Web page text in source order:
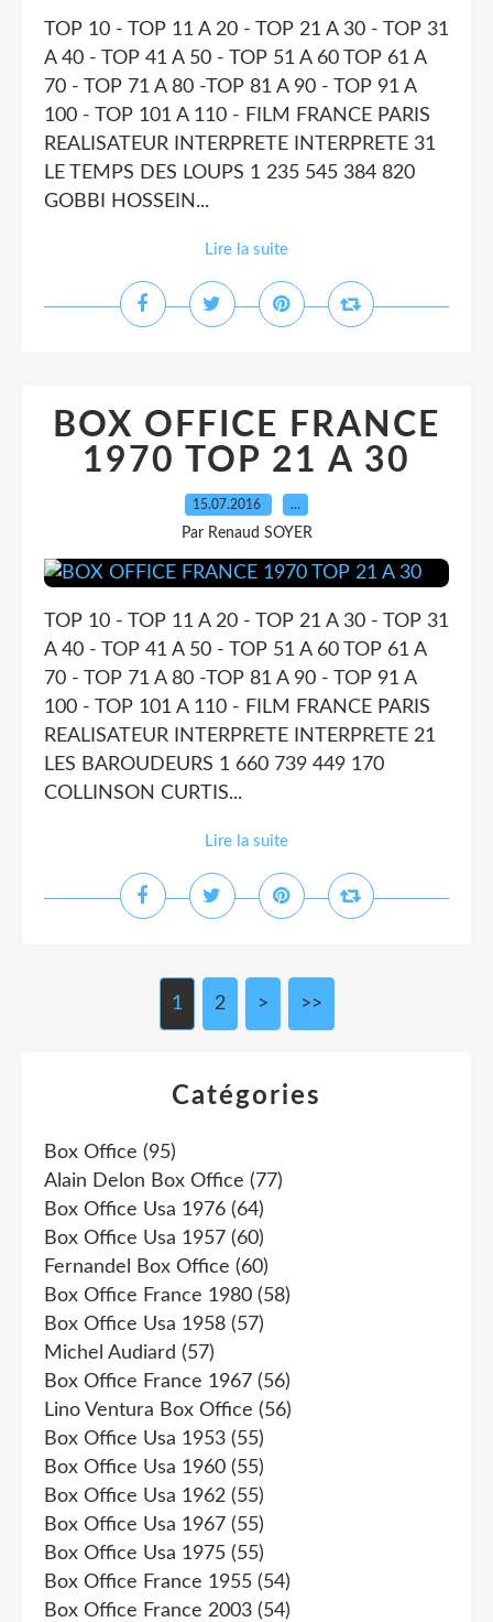
TOP 10 - TOP 11 A 20 - TOP 21 A 30 - TOP 31
A 40 - TOP 41 A 50 - TOP 51 A 60 TOP 61 A
70 - TOP 71 A 80 -TOP 81 A 90 - TOP 91 A
100 - TOP 101 A 110 - FILM FRANCE PARIS
REALISATEUR INTERPRETE INTERPRETE 31
LE TEMPS DES LOUPS 1 235 545 384 820
GOBBI HOSSEIN...
Lire la suite
BOX OFFICE FRANCE
1970 TOP 21 A 30
15.07.2016 …
Par Renaud SOYER
TOP 10 - TOP 11 A 20 - TOP 21 A 30 - TOP 31
A 40 - TOP 41 A 50 - TOP 51 A 60 TOP 61 A
70 - TOP 71 A 80 -TOP 81 A 90 - TOP 91 A
100 - TOP 101 A 110 - FILM FRANCE PARIS
REALISATEUR INTERPRETE INTERPRETE 21
LES BAROUDEURS 1 660 739 449 170
COLLINSON CURTIS...
Lire la suite
1 2 > >>
Catégories
Box Office (95)
Alain Delon Box Office (77)
Box Office Usa 1976 (64)
Box Office Usa 1957 (60)
Fernandel Box Office (60)
Box Office France 1980 (58)
Box Office Usa 1958 (57)
Michel Audiard (57)
Box Office France 1967 (56)
Lino Ventura Box Office (56)
Box Office Usa 1953 (55)
Box Office Usa 1960 (55)
Box Office Usa 1962 (55)
Box Office Usa 1967 (55)
Box Office Usa 1975 (55)
Box Office France 1955 (54)
Box Office France 2003 (54)